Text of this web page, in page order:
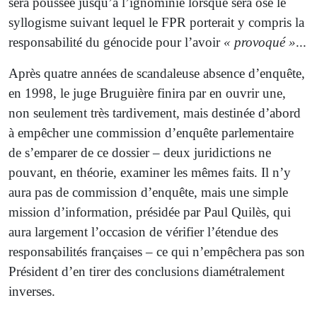
syllogisme suivant lequel le FPR porterait y compris la
responsabilité du génocide pour l’avoir « provoqué »...
Après quatre années de scandaleuse absence d’enquête,
en 1998, le juge Bruguière finira par en ouvrir une,
non seulement très tardivement, mais destinée d’abord
à empêcher une commission d’enquête parlementaire
de s’emparer de ce dossier – deux juridictions ne
pouvant, en théorie, examiner les mêmes faits. Il n’y
aura pas de commission d’enquête, mais une simple
mission d’information, présidée par Paul Quilès, qui
aura largement l’occasion de vérifier l’étendue des
responsabilités françaises – ce qui n’empêchera pas son
Président d’en tirer des conclusions diamétralement
inverses.